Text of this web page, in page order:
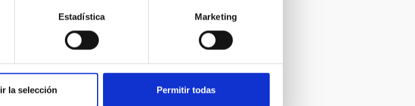
Estadística Marketing
la selección Permitir todas